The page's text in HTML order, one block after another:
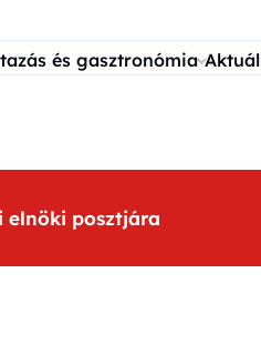
és gasztronómia
elnöki posztjára